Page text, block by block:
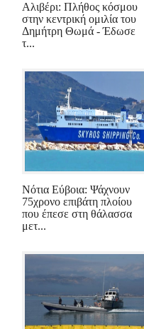
Αλιβέρι: Πλήθος κόσμου
στην κεντρική ομιλία του
Δημήτρη Θωμά - Έδωσε
τ...
Νότια Εύβοια: Ψάχνουν
75χρονο επιβάτη πλοίου
που έπεσε στη θάλασσα
μετ...